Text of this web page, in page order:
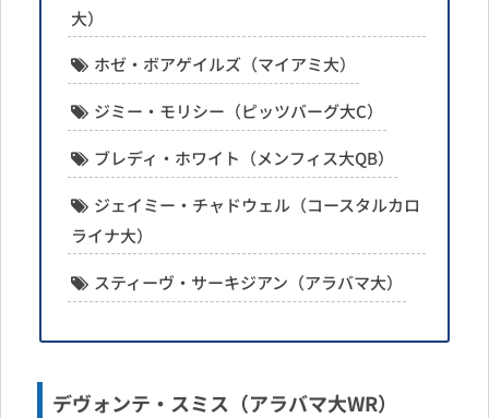
大）
ホゼ・ボアゲイルズ（マイアミ大）
ジミー・モリシー（ピッツバーグ大C）
ブレディ・ホワイト（メンフィス大QB）
ジェイミー・チャドウェル（コースタルカロ
ライナ大）
スティーヴ・サーキジアン（アラバマ大）
デヴォンテ・スミス（アラバマ大WR）